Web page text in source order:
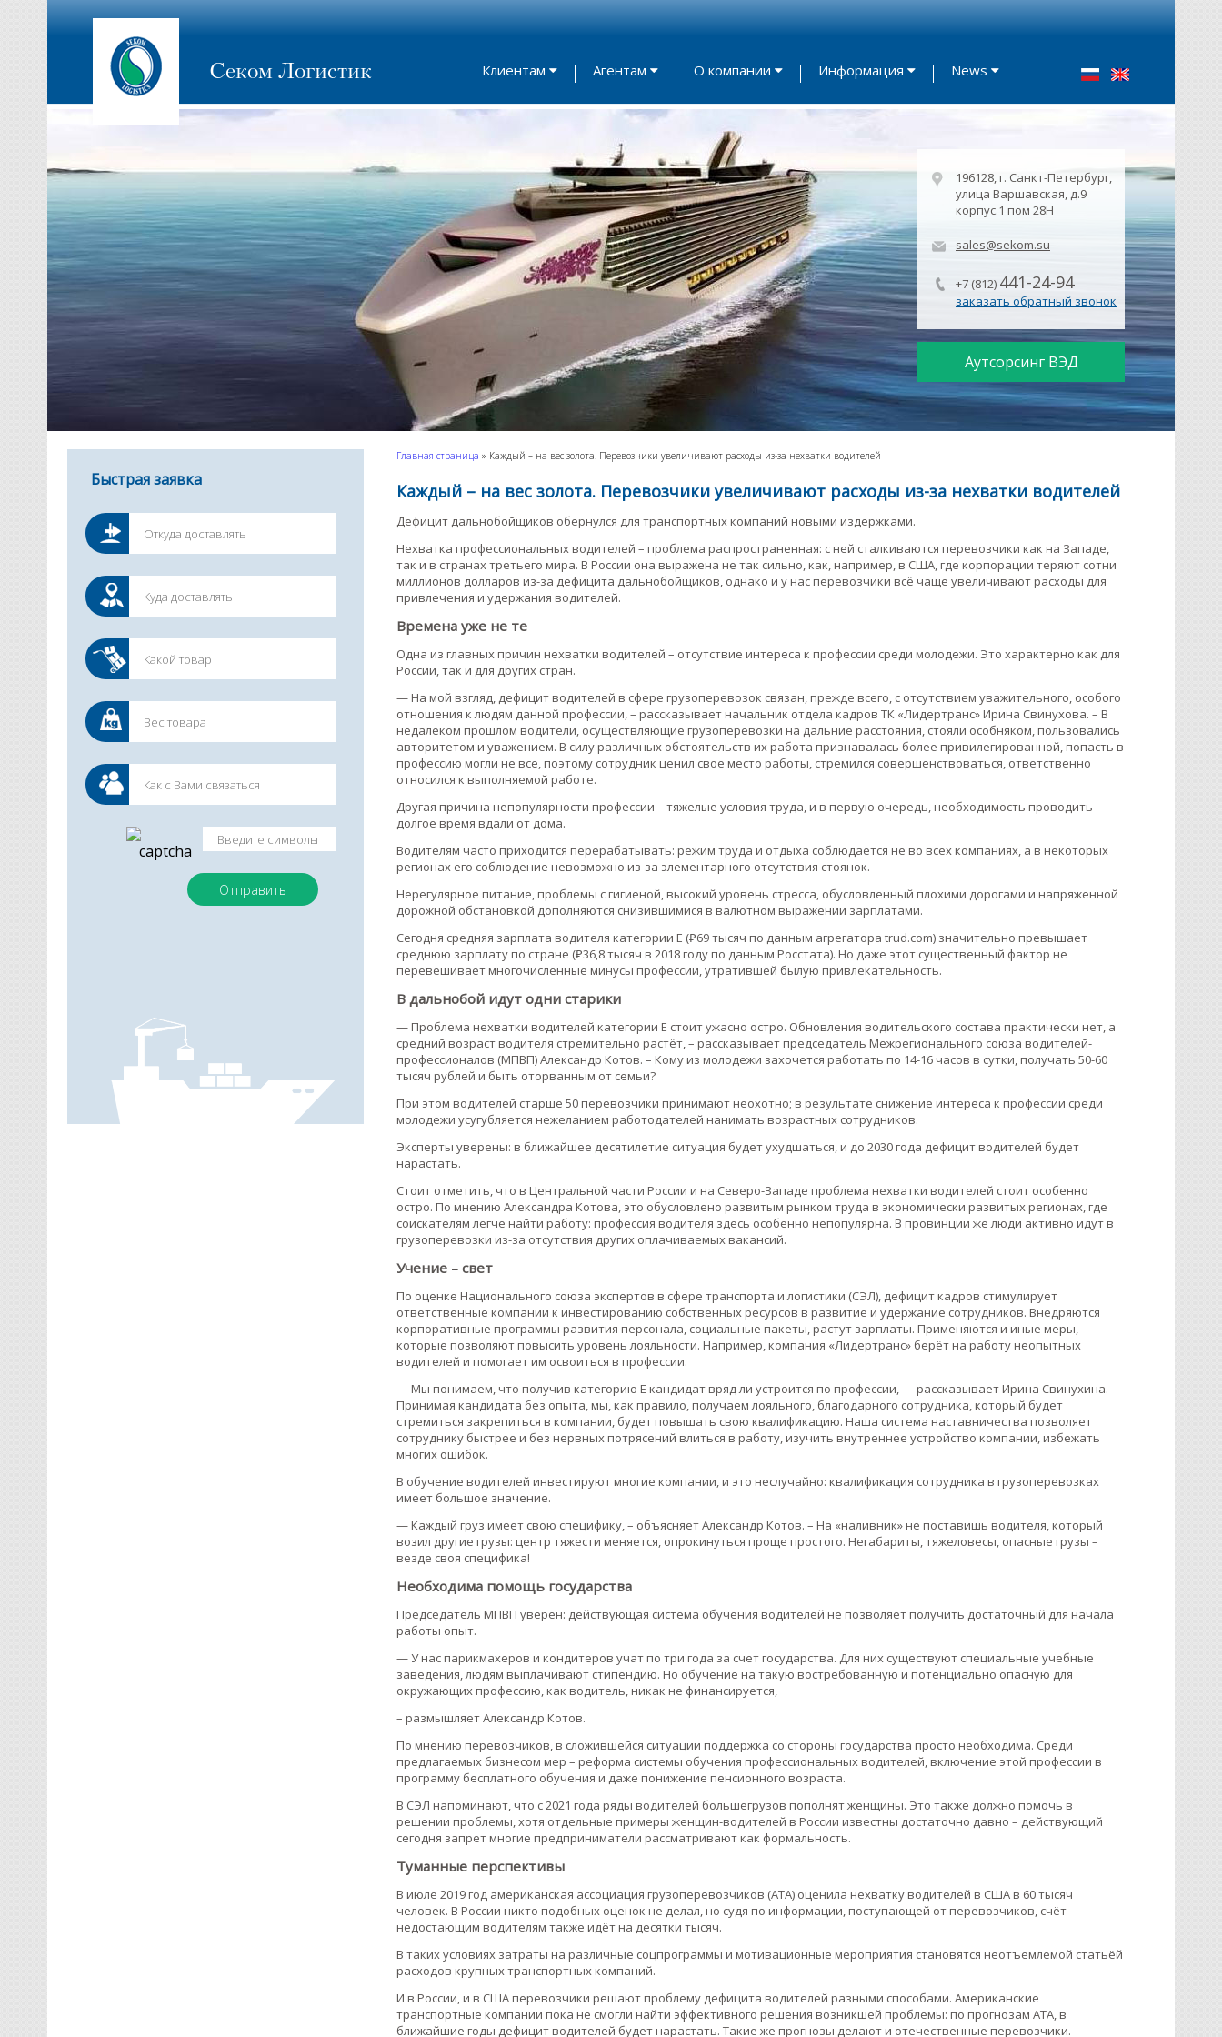
Секом Логистик Клиентам Агентам О компании Информация News
196128, г. Санкт-Петербург,
улица Варшавская, д.9
корпус.1 пом 28Н
sales@sekom.su
+7 (812) 441-24-94
заказать обратный звонок
Аутсорсинг ВЭД
Быстрая заявка
Главная страница » Каждый – на вес золота. Перевозчики увеличивают расходы из-за нехватки водителей
Каждый – на вес золота. Перевозчики увеличивают расходы из-за нехватки водителей
Дефицит дальнобойщиков обернулся для транспортных компаний новыми издержками.
Нехватка профессиональных водителей – проблема распространенная: с ней сталкиваются перевозчики как на Западе,
так и в странах третьего мира. В России она выражена не так сильно, как, например, в США, где корпорации теряют сотни
миллионов долларов из-за дефицита дальнобойщиков, однако и у нас перевозчики всё чаще увеличивают расходы для
привлечения и удержания водителей.
Времена уже не те
Одна из главных причин нехватки водителей – отсутствие интереса к профессии среди молодежи. Это характерно как для
России, так и для других стран.
— На мой взгляд, дефицит водителей в сфере грузоперевозок связан, прежде всего, с отсутствием уважительного, особого
отношения к людям данной профессии, – рассказывает начальник отдела кадров ТК «Лидертранс» Ирина Свинухова. – В
недалеком прошлом водители, осуществляющие грузоперевозки на дальние расстояния, стояли особняком, пользовались
авторитетом и уважением. В силу различных обстоятельств их работа признавалась более привилегированной, попасть в
профессию могли не все, поэтому сотрудник ценил свое место работы, стремился совершенствоваться, ответственно
относился к выполняемой работе.
Другая причина непопулярности профессии – тяжелые условия труда, и в первую очередь, необходимость проводить
долгое время вдали от дома.
Водителям часто приходится перерабатывать: режим труда и отдыха соблюдается не во всех компаниях, а в некоторых
регионах его соблюдение невозможно из-за элементарного отсутствия стоянок.
Нерегулярное питание, проблемы с гигиеной, высокий уровень стресса, обусловленный плохими дорогами и напряженной
дорожной обстановкой дополняются снизившимися в валютном выражении зарплатами.
Сегодня средняя зарплата водителя категории Е (₽69 тысяч по данным агрегатора trud.com) значительно превышает
среднюю зарплату по стране (₽36,8 тысяч в 2018 году по данным Росстата). Но даже этот существенный фактор не
перевешивает многочисленные минусы профессии, утратившей былую привлекательность.
В дальнобой идут одни старики
— Проблема нехватки водителей категории E стоит ужасно остро. Обновления водительского состава практически нет, а
средний возраст водителя стремительно растёт, – рассказывает председатель Межрегионального союза водителей-
профессионалов (МПВП) Александр Котов. – Кому из молодежи захочется работать по 14-16 часов в сутки, получать 50-60
тысяч рублей и быть оторванным от семьи?
При этом водителей старше 50 перевозчики принимают неохотно; в результате снижение интереса к профессии среди
молодежи усугубляется нежеланием работодателей нанимать возрастных сотрудников.
Эксперты уверены: в ближайшее десятилетие ситуация будет ухудшаться, и до 2030 года дефицит водителей будет
нарастать.
Стоит отметить, что в Центральной части России и на Северо-Западе проблема нехватки водителей стоит особенно
остро. По мнению Александра Котова, это обусловлено развитым рынком труда в экономически развитых регионах, где
соискателям легче найти работу: профессия водителя здесь особенно непопулярна. В провинции же люди активно идут в
грузоперевозки из-за отсутствия других оплачиваемых вакансий.
Учение – свет
По оценке Национального союза экспертов в сфере транспорта и логистики (СЭЛ), дефицит кадров стимулирует
ответственные компании к инвестированию собственных ресурсов в развитие и удержание сотрудников. Внедряются
корпоративные программы развития персонала, социальные пакеты, растут зарплаты. Применяются и иные меры,
которые позволяют повысить уровень лояльности. Например, компания «Лидертранс» берёт на работу неопытных
водителей и помогает им освоиться в профессии.
— Мы понимаем, что получив категорию Е кандидат вряд ли устроится по профессии, — рассказывает Ирина Свинухина. —
Принимая кандидата без опыта, мы, как правило, получаем лояльного, благодарного сотрудника, который будет
стремиться закрепиться в компании, будет повышать свою квалификацию. Наша система наставничества позволяет
сотруднику быстрее и без нервных потрясений влиться в работу, изучить внутреннее устройство компании, избежать
многих ошибок.
В обучение водителей инвестируют многие компании, и это неслучайно: квалификация сотрудника в грузоперевозках
имеет большое значение.
— Каждый груз имеет свою специфику, – объясняет Александр Котов. – На «наливник» не поставишь водителя, который
возил другие грузы: центр тяжести меняется, опрокинуться проще простого. Негабариты, тяжеловесы, опасные грузы –
везде своя специфика!
Необходима помощь государства
Председатель МПВП уверен: действующая система обучения водителей не позволяет получить достаточный для начала
работы опыт.
— У нас парикмахеров и кондитеров учат по три года за счет государства. Для них существуют специальные учебные
заведения, людям выплачивают стипендию. Но обучение на такую востребованную и потенциально опасную для
окружающих профессию, как водитель, никак не финансируется,
– размышляет Александр Котов.
По мнению перевозчиков, в сложившейся ситуации поддержка со стороны государства просто необходима. Среди
предлагаемых бизнесом мер – реформа системы обучения профессиональных водителей, включение этой профессии в
программу бесплатного обучения и даже понижение пенсионного возраста.
В СЭЛ напоминают, что с 2021 года ряды водителей большегрузов пополнят женщины. Это также должно помочь в
решении проблемы, хотя отдельные примеры женщин-водителей в России известны достаточно давно – действующий
сегодня запрет многие предприниматели рассматривают как формальность.
Туманные перспективы
В июле 2019 год американская ассоциация грузоперевозчиков (ATA) оценила нехватку водителей в США в 60 тысяч
человек. В России никто подобных оценок не делал, но судя по информации, поступающей от перевозчиков, счёт
недостающим водителям также идёт на десятки тысяч.
В таких условиях затраты на различные соцпрограммы и мотивационные мероприятия становятся неотъемлемой статьёй
расходов крупных транспортных компаний.
И в России, и в США перевозчики решают проблему дефицита водителей разными способами. Американские
транспортные компании пока не смогли найти эффективного решения возникшей проблемы: по прогнозам ATA, в
ближайшие годы дефицит водителей будет нарастать. Такие же прогнозы делают и отечественные перевозчики.